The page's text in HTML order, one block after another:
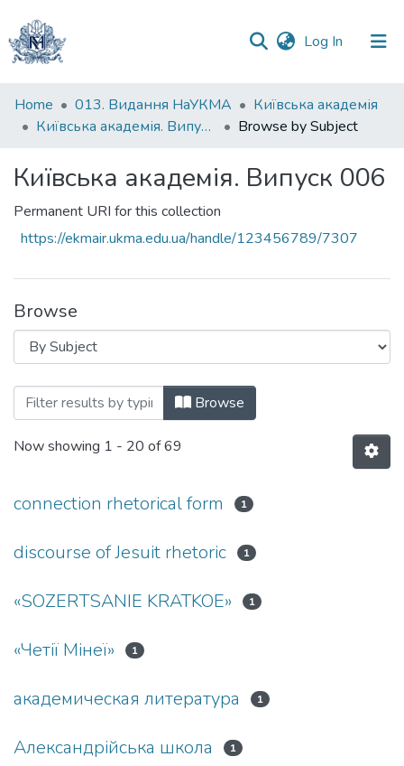
Log In (current)
Communities
&
All of DSpace
Home 013. Видання НаУКМА
Київська академія
Київська академія. Випуск 006
Browse by Subject
Київська академія. Випуск 006
Permanent URI for this collection
https://ekmair.ukma.edu.ua/handle/123456789/7307
Browse
Browsing Київська академія. Випуск
Browse
Now showing 1 - 20 of 69
connection rhetorical form 1
discourse of Jesuit rhetoric 1
«SOZERTSANIE KRATKOE» 1
«Четії Мінеї» 1
академическая литература 1
Александрійська школа 1